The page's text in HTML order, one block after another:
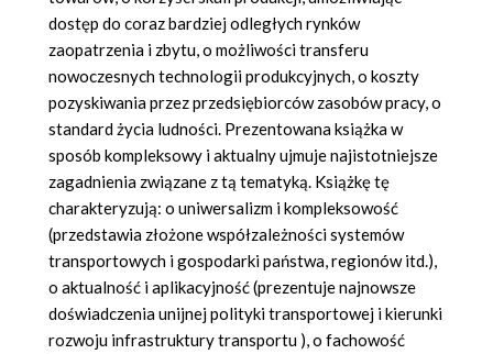
dostęp do coraz bardziej odległych rynków
zaopatrzenia i zbytu, o możliwości transferu
nowoczesnych technologii produkcyjnych, o koszty
pozyskiwania przez przedsiębiorców zasobów pracy, o
standard życia ludności. Prezentowana książka w
sposób kompleksowy i aktualny ujmuje najistotniejsze
zagadnienia związane z tą tematyką. Książkę tę
charakteryzują: o uniwersalizm i kompleksowość
(przedstawia złożone współzależności systemów
transportowych i gospodarki państwa, regionów itd.),
o aktualność i aplikacyjność (prezentuje najnowsze
doświadczenia unijnej polityki transportowej i kierunki
rozwoju infrastruktury transportu ), o fachowość